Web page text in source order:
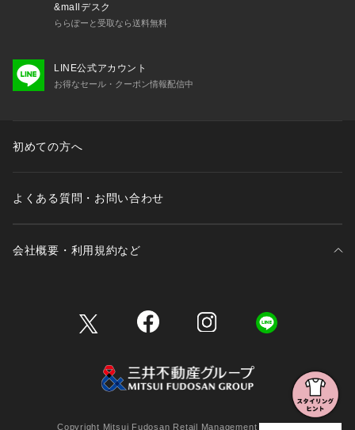
&mallデスク
ららぽーと受取なら送料無料
LINE公式アカウント
お得なセール・クーポン情報配信中
初めての方へ
よくある質問・お問い合わせ
会社概要・利用規約など
Copyright Mitsui Fudosan Retail Management Co., Ltd.